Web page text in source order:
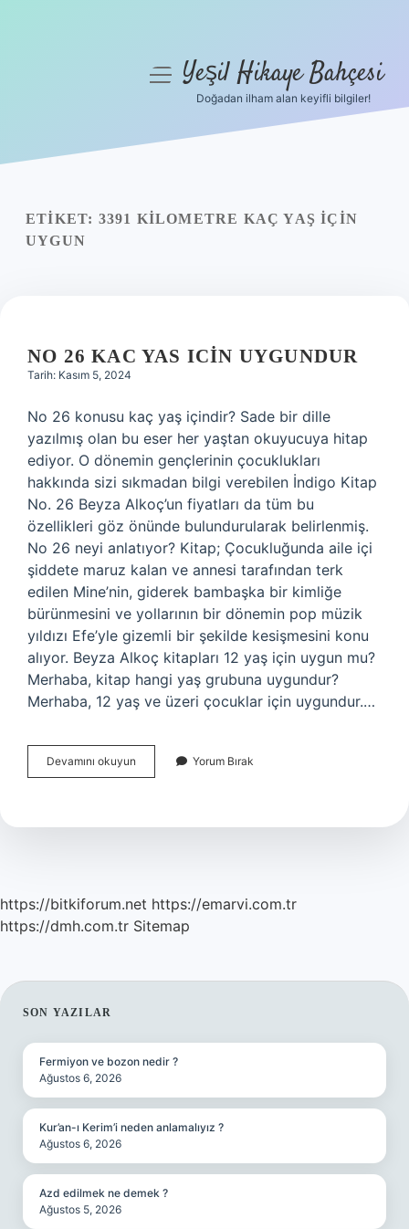
Yasal Uyarı
menüyüYeşil Hikaye Bahçesi
Doğadan ilham alan keyifli bilgiler!
ETIKET: 3391 KILOMETRE KAÇ YAŞ İÇIN
UYGUN
NO 26 KAC YAS ICIN UYGUNDUR
Tarih: Kasım 5, 2024
No 26 konusu kaç yaş içindir? Sade bir dille
yazılmış olan bu eser her yaştan okuyucuya hitap
ediyor. O dönemin gençlerinin çocuklukları
hakkında sizi sıkmadan bilgi verebilen İndigo Kitap
No. 26 Beyza Alkoç’un fiyatları da tüm bu
özellikleri göz önünde bulundurularak belirlenmiş.
No 26 neyi anlatıyor? Kitap; Çocukluğunda aile içi
şiddete maruz kalan ve annesi tarafından terk
edilen Mine’nin, giderek bambaşka bir kimliğe
bürünmesini ve yollarının bir dönemin pop müzik
yıldızı Efe’yle gizemli bir şekilde kesişmesini konu
alıyor. Beyza Alkoç kitapları 12 yaş için uygun mu?
Merhaba, kitap hangi yaş grubuna uygundur?
Merhaba, 12 yaş ve üzeri çocuklar için uygundur.…
Devamını okuyun
26
Icin
Yorum Bırak
https://bitkiforum.net https://emarvi.com.tr
https://dmh.com.tr Sitemap
SIDEBAR
SON YAZILAR
Fermiyon ve bozon nedir ?
Ağustos 6, 2026
Kur’an-ı Kerim’i neden anlamalıyız ?
Ağustos 6, 2026
Azd edilmek ne demek ?
Ağustos 5, 2026